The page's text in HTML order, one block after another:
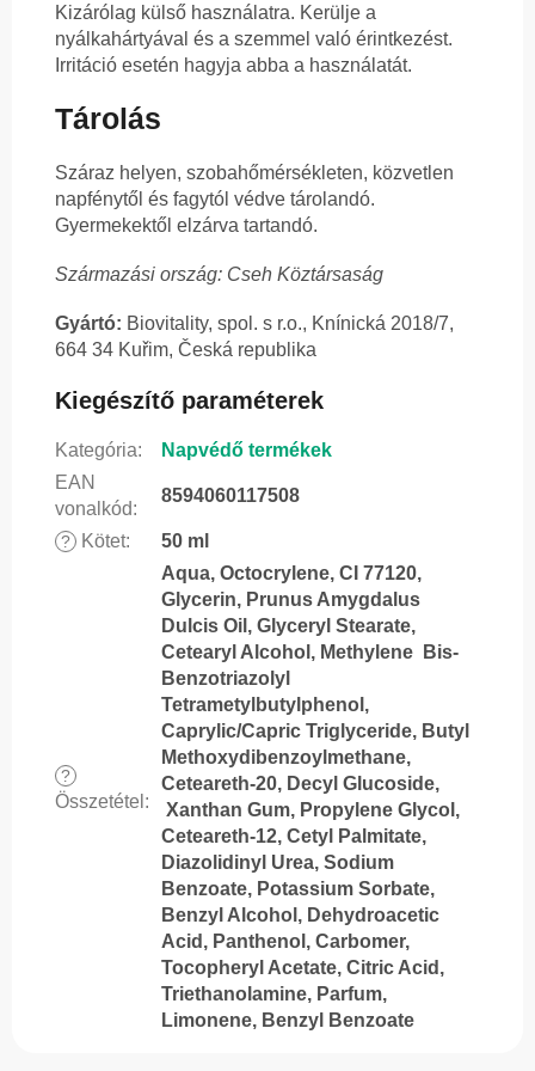
Kizárólag külső használatra. Kerülje a
nyálkahártyával és a szemmel való érintkezést.
Irritáció esetén hagyja abba a használatát.
Tárolás
Száraz helyen, szobahőmérsékleten, közvetlen
napfénytől és fagytól védve tárolandó.
Gyermekektől elzárva tartandó.
Származási ország: Cseh Köztársaság
Gyártó: Biovitality, spol. s r.o., Knínická 2018/7,
664 34 Kuřim, Česká republika
Kiegészítő paraméterek
Kategória:
Napvédő termékek
EAN
vonalkód:
8594060117508
? Kötet: 50 ml
?
Összetétel :
Aqua, Octocrylene, CI 77120,
Glycerin, Prunus Amygdalus
Dulcis Oil, Glyceryl Stearate,
Cetearyl Alcohol, Methylene Bis-
Benzotriazolyl
Tetrametylbutylphenol,
Caprylic/Capric Triglyceride, Butyl
Methoxydibenzoylmethane,
Ceteareth-20, Decyl Glucoside,
Xanthan Gum, Propylene Glycol,
Ceteareth-12, Cetyl Palmitate,
Diazolidinyl Urea, Sodium
Benzoate, Potassium Sorbate,
Benzyl Alcohol, Dehydroacetic
Acid, Panthenol, Carbomer,
Tocopheryl Acetate, Citric Acid,
Triethanolamine, Parfum,
Limonene, Benzyl Benzoate